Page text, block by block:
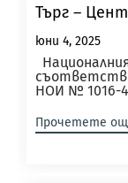
Търг –
юни 4, 2025
НОИ № 1016-
Прочетете